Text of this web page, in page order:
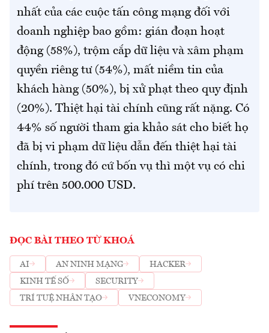
nhất của các cuộc tấn công mạng đối với
doanh nghiệp bao gồm: gián đoạn hoạt
động (58%), trộm cắp dữ liệu và xâm phạm
quyền riêng tư (54%), mất niềm tin của
khách hàng (50%), bị xử phạt theo quy định
(20%). Thiệt hại tài chính cũng rất nặng. Có
44% số người tham gia khảo sát cho biết họ
đã bị vi phạm dữ liệu dẫn đến thiệt hại tài
chính, trong đó cứ bốn vụ thì một vụ có chi
phí trên 500.000 USD.
ĐỌC BÀI THEO TỪ KHOÁ
AI AN NINH MẠNG
HACKER
KINH TẾ SỐ
SECURITY
TRÍ TUỆ NHÂN TẠO
VNECONOMY